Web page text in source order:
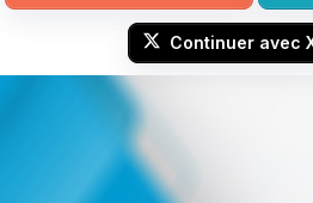
Continuer avec